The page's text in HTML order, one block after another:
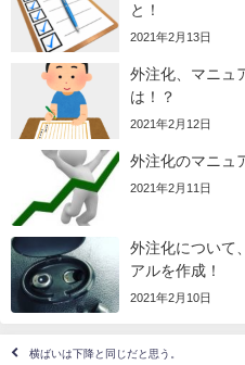
と！
2021年2月13日
外注化、マニュ
は！？
2021年2月12日
外注化のマニュ
2021年2月11日
外注化について
アルを作成！
2021年2月10日
横ばいは下降と同じだと思う。